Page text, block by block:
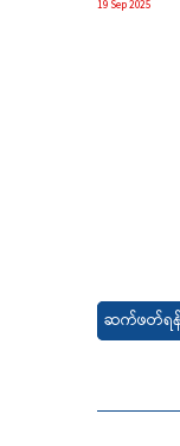
19 Sep 2025
ဆက်ဖတ်ရ